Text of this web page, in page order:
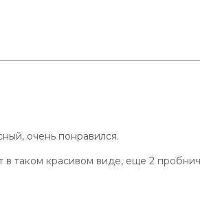
очень понравился.
в таком красивом виде, еще 2